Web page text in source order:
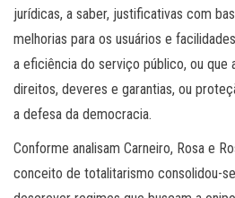
jurídicas, a saber, justificativas com
melhorias para os usuários e
a eficiência do serviço público, ou que
direitos, deveres e garantias, ou
a defesa da democracia.
Conforme analisam Carneiro, Rosa e
conceito de totalitarismo consolidou-